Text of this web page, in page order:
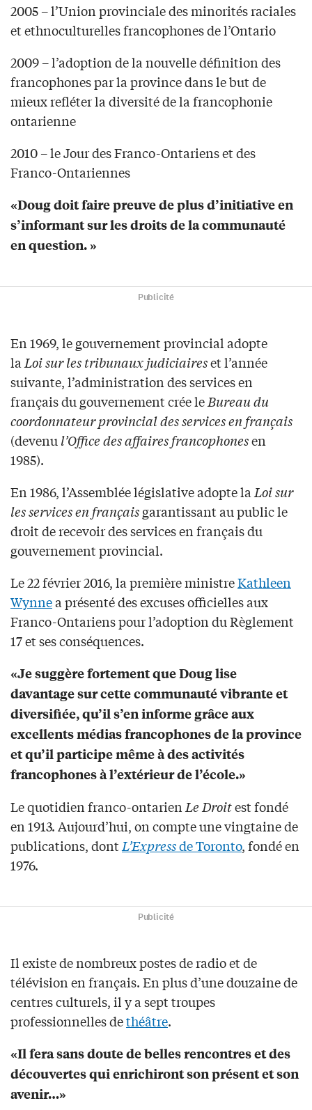
2005 – l’Union provinciale des minorités raciales
et ethnoculturelles francophones de l’Ontario
2009 – l’adoption de la nouvelle définition des
francophones par la province dans le but de
mieux refléter la diversité de la francophonie
ontarienne
2010 – le Jour des Franco-Ontariens et des
Franco-Ontariennes
«Doug doit faire preuve de plus d’initiative en
s’informant sur les droits de la communauté
en question. »
Publicité
En 1969, le gouvernement provincial adopte
la Loi sur les tribunaux judiciaireset l’année
suivante, l’administration des services en
français du gouvernement crée leBureau du
coordonnateur provincial des services en français
(devenu l’Office des affaires francophonesen
1985).
En 1986, l’Assemblée législative adopte la Loi sur
les services en françaisgarantissant au public le
droit de recevoir des services en français du
gouvernement provincial.
Le 22 février 2016, la première ministreKathleen
Wynnea présenté des excuses officielles aux
Franco-Ontariens pour l’adoption du Règlement
17 et ses conséquences.
«Je suggère fortement que Doug lise
davantage sur cette communauté vibrante et
diversifiée, qu’il s’en informe grâce aux
excellents médias francophones de la province
et qu’il participe même à des activités
francophones à l’extérieur de l’école.»
Le quotidien franco-ontarien Le Droitest fondé
en 1913. Aujourd’hui, on compte une vingtaine de
publications, dontL’Expressde Toronto, fondé en
1976.
Publicité
Il existe de nombreux postes de radio et de
télévision en français. En plus d’une douzaine de
centres culturels, il y a sept troupes
professionnelles dethéâtre.
«Il fera sans doute de belles rencontres et des
découvertes qui enrichiront son présent et son
avenir…»